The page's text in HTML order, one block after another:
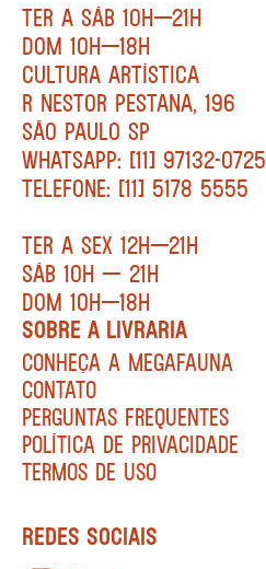
TER A SÁB 10H—21H
DOM 10H—18H
CULTURA ARTÍSTICA
R NESTOR PESTANA, 196
SÃO PAULO SP
WHATSAPP: [11] 97132-0725
TELEFONE: [11] 5178 5555
TER A SEX 12H—21H
SÁB 10H — 21H
DOM 10H—18H
SOBRE A LIVRARIA
CONHEÇA A MEGAFAUNA
CONTATO
PERGUNTAS FREQUENTES
POLÍTICA DE PRIVACIDADE
TERMOS DE USO
REDES SOCIAIS